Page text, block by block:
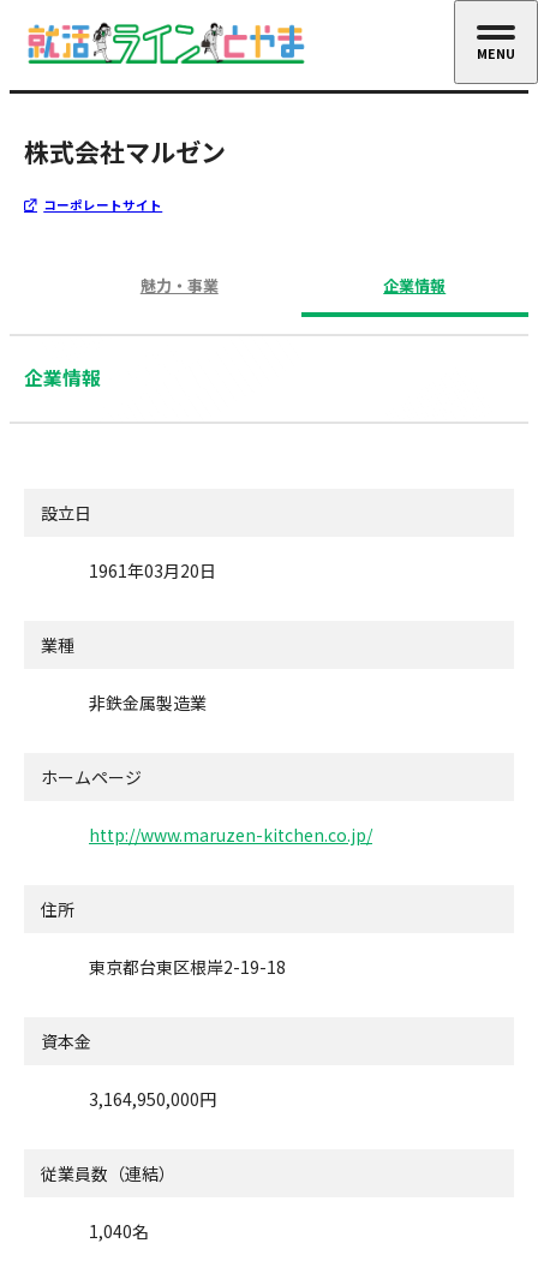
株式会社マルゼン
コーポレートサイト
魅力・事業 企業情報
企業情報
設立日
1961年03月20日
業種
非鉄金属製造業
ホームページ
http://www.maruzen-kitchen.co.jp/
住所
東京都台東区根岸2-19-18
資本金
3,164,950,000円
従業員数（連結）
1,040名
MENU